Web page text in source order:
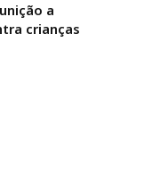
a
crianças